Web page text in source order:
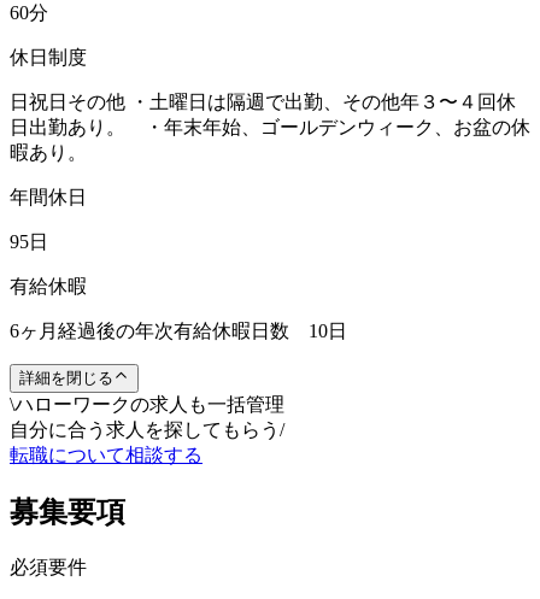
60分
休日制度
日祝日その他 ・土曜日は隔週で出勤、その他年３〜４回休
日出勤あり。 ・年末年始、ゴールデンウィーク、お盆の休
暇あり。
年間休日
95日
有給休暇
6ヶ月経過後の年次有給休暇日数 10日
詳細を閉じる
\ハローワークの求人も一括管理
自分に合う求人を探してもらう /
転職について相談する
募集要項
必須要件